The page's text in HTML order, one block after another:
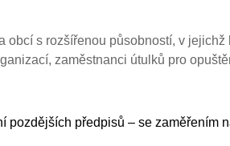
s rozšířenou působností, v
zaměstnanci útulků pro
pozdějších předpisů – se